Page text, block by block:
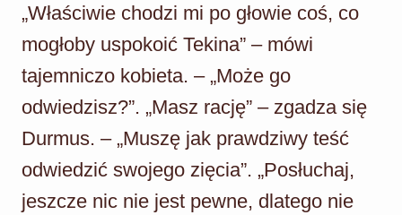
„Właściwie chodzi mi po głowie coś, co
mogłoby uspokoić Tekina” – mówi
tajemniczo kobieta. – „Może go
odwiedzisz?”. „Masz rację” – zgadza się
Durmus. – „Muszę jak prawdziwy teść
odwiedzić swojego zięcia”. „Posłuchaj,
jeszcze nic nie jest pewne, dlatego nie